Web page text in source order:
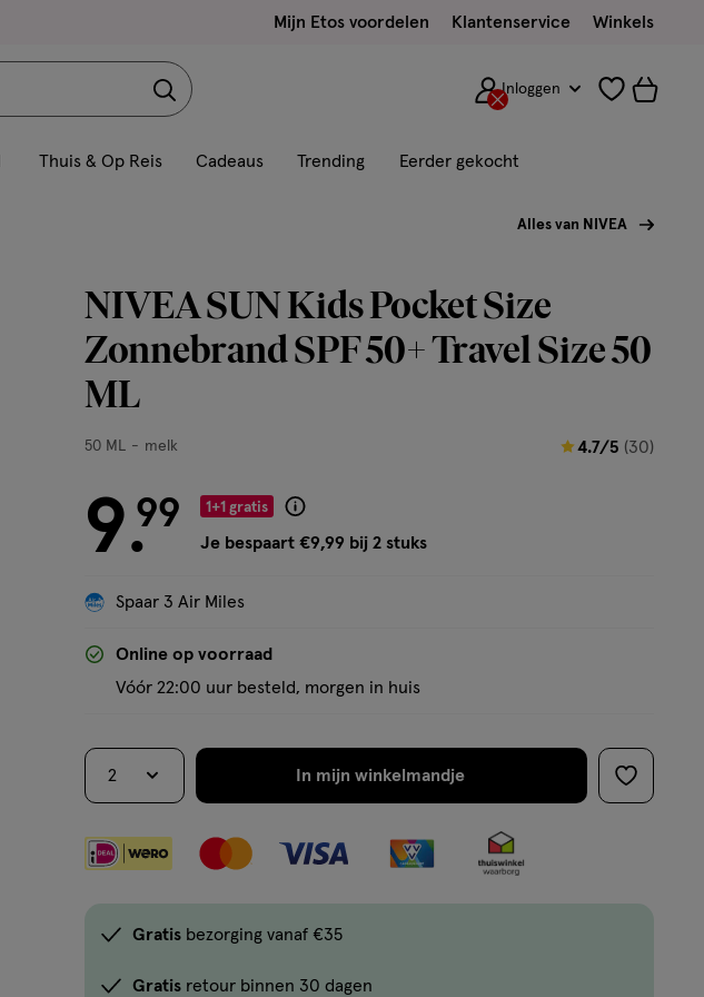
Mijn Etos voordelen Klantenservice Winkels
Inloggen
Thuis & Op Reis Cadeaus Trending Eerder gekocht
Alles van NIVEA
NIVEA SUN Kids Pocket Size
Zonnebrand SPF 50+ Travel Size 50
ML
50
melk
50 ML melk 4.7/5 (30)
4.7
€ 9.99
9.99 1+1 gratis
Product
badge
Je bespaart €9,99 bij 2 stuks
Spaar 3 Air Miles
Online op voorraad
Vóór 22:00 uur besteld, morgen in huis
2 In mijn winkelmandje
verhoog
met
Gratisbezorging vanaf €35
Gratisretour binnen 30 dagen